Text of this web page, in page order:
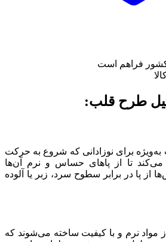
فراهم است
طرح قلب:
برای نوزادانی که شروع به حرکت
تا از پاهای حساس و نرم آن‌ها
از پا در برابر سطوح سرد، زبر یا آلوده
مواد نرم و با کیفیت ساخته می‌شوند که